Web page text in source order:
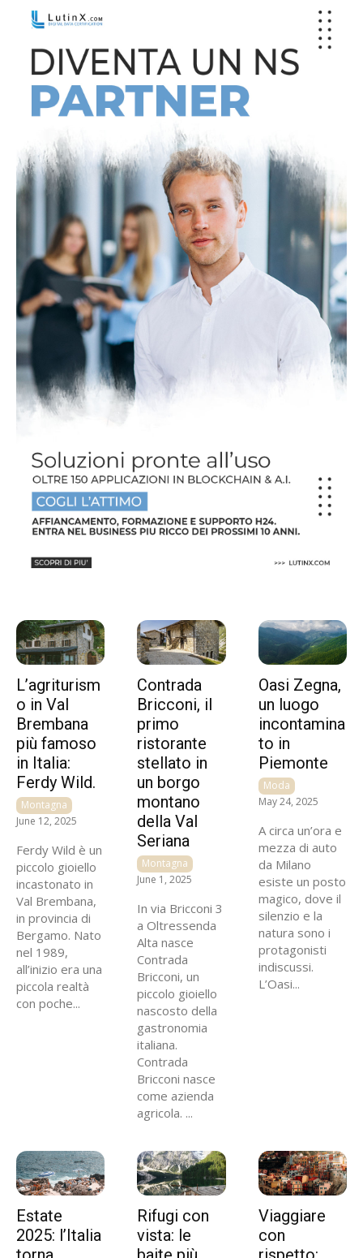
L’agriturism
o in Val
Brembana
più famoso
in Italia:
Ferdy Wild.
Montagna
June 12, 2025
Ferdy Wild è un
piccolo gioiello
incastonato in
Val Brembana,
in provincia di
Bergamo. Nato
nel 1989,
all’inizio era una
piccola realtà
con poche...
Contrada
Bricconi, il
primo
ristorante
stellato in
un borgo
montano
della Val
Seriana
Montagna
June 1, 2025
In via Bricconi 3
a Oltressenda
Alta nasce
Contrada
Bricconi, un
piccolo gioiello
nascosto della
gastronomia
italiana.
Contrada
Bricconi nasce
come azienda
agricola. ...
Oasi Zegna,
un luogo
incontamina
to in
Piemonte
Moda
May 24, 2025
A circa un’ora e
mezza di auto
da Milano
esiste un posto
magico, dove il
silenzio e la
natura sono i
protagonisti
indiscussi.
L’Oasi...
Estate
2025: l’Italia
Rifugi con
vista: le
Viaggiare
con